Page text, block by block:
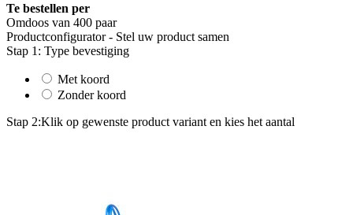
Te bestellen per
Omdoos van 400 paar
Productconfigurator - Stel uw product samen
Stap 1: Type bevestiging
Met koord
Zonder koord
Stap 2:Klik op gewenste product variant en kies het aantal